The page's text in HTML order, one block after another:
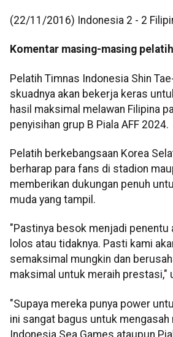
(22/11/2016) Indonesia 2 - 2
Komentar masing-masing pelatih
Pelatih Timnas Indonesia Shin
skuadnya akan bekerja keras
hasil maksimal melawan Filipina
penyisihan grup B Piala AFF 2024.
Pelatih berkebangsaan Korea
berharap para fans di stadion
memberikan dukungan penuh
muda yang tampil.
"Pastinya besok menjadi penentu
lolos atau tidaknya. Pasti kami
semaksimal mungkin dan
maksimal untuk meraih prestasi,"
"Supaya mereka punya power
ini sangat bagus untuk mengasah
Indonesia Sea Games ataupun